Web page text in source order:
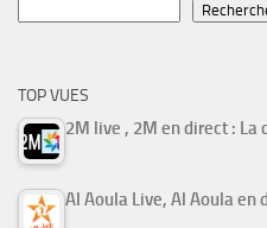
TOP VUES
2M live , 2M en direct : La
Al Aoula Live, Al Aoula en